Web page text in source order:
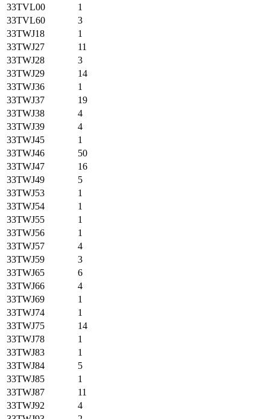
33TVL00
1
33TVL60
3
33TWJ18
1
33TWJ27
11
33TWJ28
3
33TWJ29
14
33TWJ36
1
33TWJ37
19
33TWJ38
4
33TWJ39
4
33TWJ45
1
33TWJ46
50
33TWJ47
16
33TWJ49
5
33TWJ53
1
33TWJ54
1
33TWJ55
1
33TWJ56
1
33TWJ57
4
33TWJ59
3
33TWJ65
6
33TWJ66
4
33TWJ69
1
33TWJ74
1
33TWJ75
14
33TWJ78
1
33TWJ83
1
33TWJ84
5
33TWJ85
1
33TWJ87
11
33TWJ92
4